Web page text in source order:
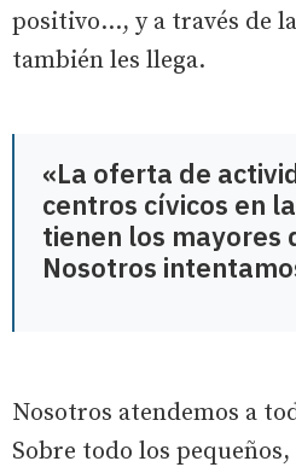
positivo..., y a través de
también les llega.
«La oferta de
centros cívicos en
tienen los mayores
Nosotros
Nosotros atendemos a
Sobre todo los